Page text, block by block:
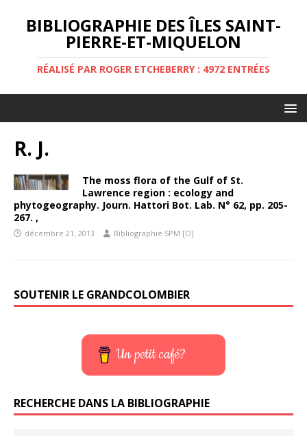
BIBLIOGRAPHIE DES ÎLES SAINT-
PIERRE-ET-MIQUELON
RÉALISÉ PAR ROGER ETCHEBERRY : 4972 ENTRÉES
R. J.
The moss flora of the Gulf of St.
Lawrence region : ecology and
phytogeography. Journ. Hattori Bot. Lab. N° 62, pp. 205-
267. ,
décembre 21, 2013 Bibliographie SPM [O]
SOUTENIR LE GRANDCOLOMBIER
Un petit café?
RECHERCHE DANS LA BIBLIOGRAPHIE